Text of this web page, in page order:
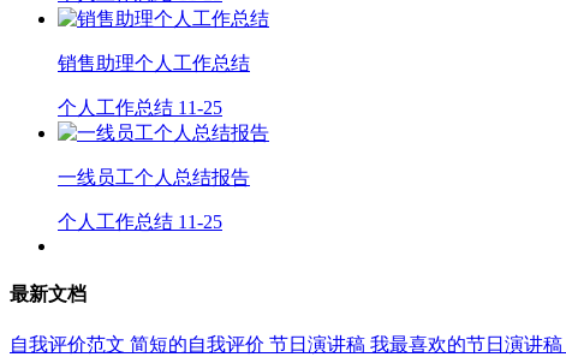
销售助理个人工作总结
个人工作总结 11-25
一线员工个人总结报告
个人工作总结 11-25
最新文档
自我评价范文 简短的自我评价 节日演讲稿 我最喜欢的节日演讲稿